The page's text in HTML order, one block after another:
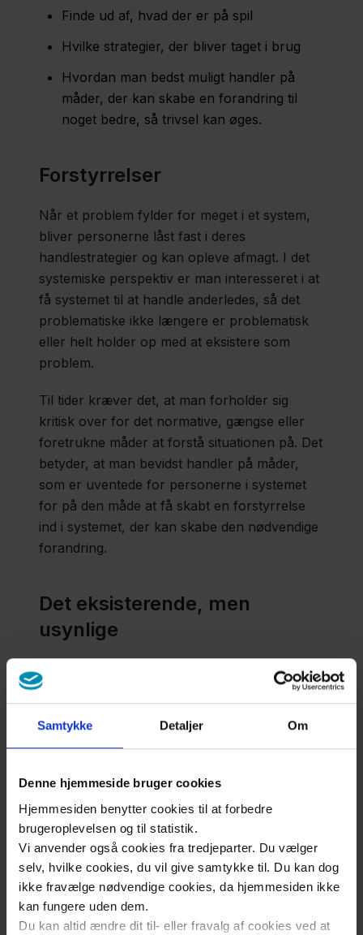
Samtykke Detaljer Om
Denne hjemmeside bruger cookies
Hjemmesiden benytter cookies til at forbedre
brugeroplevelsen og til statistik.
Vi anvender også cookies fra tredjeparter. Du vælger
selv, hvilke cookies, du vil give samtykke til. Du kan dog
ikke fravælge nødvendige cookies, da hjemmesiden ikke
kan fungere uden dem.
Du kan altid ændre dit til- eller fravalg af cookies ved at
Finde ud af, hvad der er på spil
Hvilke strategier, der bliver taget i brug
Hvordan man bedst muligt handler på
måder, der kan skabe en forandring til
noget bedre, så trivsel kan øges.
Forstyrrelser
Når et problem fylder for meget i et system,
bliver personerne låst fast i deres
handlestrategier og kan opleve afmagt. I det
systemiske perspektiv er man interesseret i at
få systemet til at handle anderledes, så det
problematiske ikke længere er problematisk
eller helt holder op med at eksistere som
problem.
Til tider kræver det, at man forholder sig
kritisk over for det normative, gængse eller
foretrukne måder at forstå situationen på. Det
betyder, at man bevidst handler på måder,
som er uventede for personerne i systemet
for på den måde at få skabt en forstyrrelse
ind i systemet, der kan skabe den nødvendige
forandring.
Det eksisterende, men
usynlige
I arbejdet med de dominerende,
problemmættede fortællinger er det
handlinger, intentioner og fortællinger, der
eksisterer lige foran af os. Det vil sige, at man
synliggør det, der ellers er usynligt for det
at skabe konstruktive og mangesidige
fortællinger. Jo flere af de konstruktive
fortællinger, der springer frem, jo flere
muligheder opstår der for forandring.